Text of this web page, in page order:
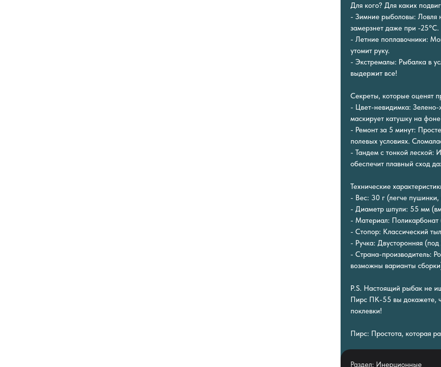
Для кого? Для каких
- Зимние рыболовы: Ловля
замерзнет даже при -25°C.
- Летние поплавочники:
утомит руку.
- Экстремалы: Рыбалка в
выдержит все!
Секреты, которые оценят
- Цвет-невидимка:
маскирует катушку на
- Ремонт за 5 минут:
полевых условиях.
- Тандем с тонкой леской:
обеспечит плавный сход
Технические
- Вес: 30 г (легче пушинки,
- Диаметр шпули: 55 мм
- Материал: Поликарбонат
- Стопор: Классический
- Ручка: Двусторонняя
- Страна-производитель:
возможны варианты
P.S. Настоящий рыбак не
Пирс ПК-55 вы докажете,
поклевки!
Пирс: Простота, которая
Раздел: Инерционные